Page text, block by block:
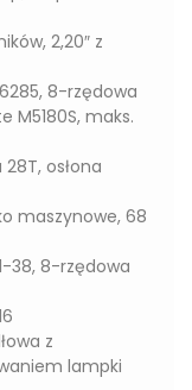
2,20″ z
8-rzędowa
M5180S, maks.
osłona
maszynowe, 68
38, 8-rzędowa
z
lampki